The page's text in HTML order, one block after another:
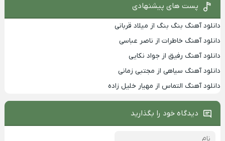
پست های پیشنهادی
دانلود آهنگ بنگ بنگ از میلاد قربانی
دانلود آهنگ خاطرات از ناصر عباسی
دانلود آهنگ رفیق از جواد نکایی
دانلود آهنگ سیاهی از مجتبی زمانی
دانلود آهنگ التماس از مهیار خلیل زاده
دیدگاه خود را بگذارید